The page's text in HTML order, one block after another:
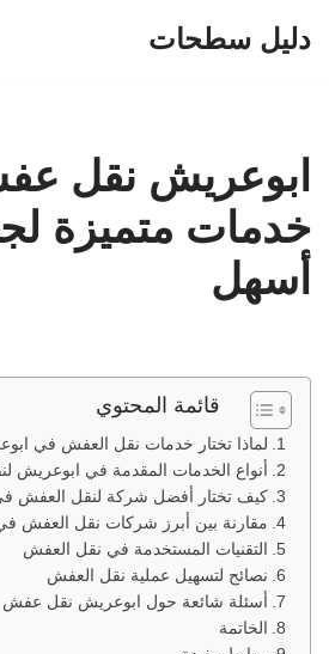
دليل سطحات
ابوعريش نقل
خدمات متميزة
أسهل
قائمة المحتوي
لماذا تختار خدمات نقل العفش في
أنواع الخدمات المقدمة في ابوعريش
كيف تختار أفضل شركة لنقل العفش
مقارنة بين أبرز شركات نقل العفش
التقنيات المستخدمة في نقل العفش
نصائح لتسهيل عملية نقل العفش
أسئلة شائعة حول ابوعريش نقل عفش
الخاتمة